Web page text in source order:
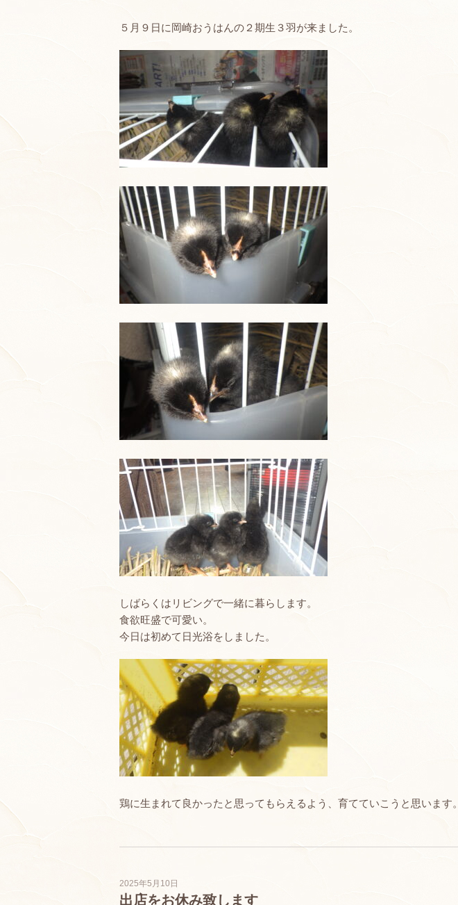
５月９日に岡崎おうはんの２期生３羽が来ました。
しばらくはリビングで一緒に暮らします。
食欲旺盛で可愛い。
今日は初めて日光浴をしました。
鶏に生まれて良かったと思ってもらえるよう、育てていこうと思います。
2025年5月10日
出店をお休み致します